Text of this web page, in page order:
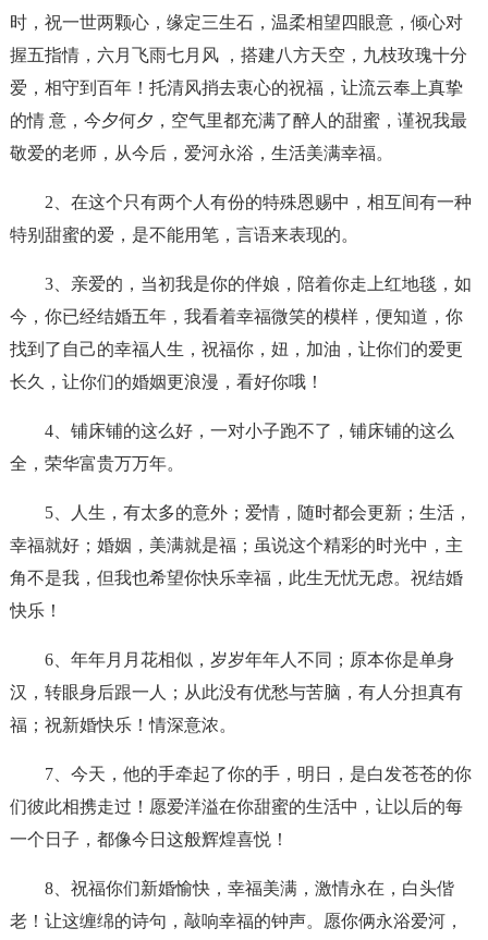
时，祝一世两颗心，缘定三生石，温柔相望四眼意，倾心对
握五指情，六月飞雨七月风 ，搭建八方天空，九枝玫瑰十分
爱，相守到百年！托清风捎去衷心的祝福，让流云奉上真挚
的情 意，今夕何夕，空气里都充满了醉人的甜蜜，谨祝我最
敬爱的老师，从今后，爱河永浴，生活美满幸福。
2、在这个只有两个人有份的特殊恩赐中，相互间有一种
特别甜蜜的爱，是不能用笔，言语来表现的。
3、亲爱的，当初我是你的伴娘，陪着你走上红地毯，如
今，你已经结婚五年，我看着幸福微笑的模样，便知道，你
找到了自己的幸福人生，祝福你，妞，加油，让你们的爱更
长久，让你们的婚姻更浪漫，看好你哦！
4、铺床铺的这么好，一对小子跑不了，铺床铺的这么
全，荣华富贵万万年。
5、人生，有太多的意外；爱情，随时都会更新；生活，
幸福就好；婚姻，美满就是福；虽说这个精彩的时光中，主
角不是我，但我也希望你快乐幸福，此生无忧无虑。祝结婚
快乐！
6、年年月月花相似，岁岁年年人不同；原本你是单身
汉，转眼身后跟一人；从此没有优愁与苦脑，有人分担真有
福；祝新婚快乐！情深意浓。
7、今天，他的手牵起了你的手，明日，是白发苍苍的你
们彼此相携走过！愿爱洋溢在你甜蜜的生活中，让以后的每
一个日子，都像今日这般辉煌喜悦！
8、祝福你们新婚愉快，幸福美满，激情永在，白头偕
老！让这缠绵的诗句，敲响幸福的钟声。愿你俩永浴爱河，